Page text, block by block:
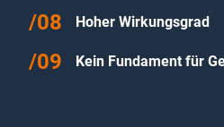
Hoher Wirkungsgrad
Kein Fundament für